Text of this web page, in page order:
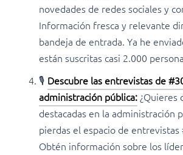
novedades de redes sociales y
Información fresca y relevante
bandeja de entrada. Ya he
están suscritas casi 2.000
🎙️ Descubre las entrevistas de
administración pública: ¿Quieres
destacadas en la administración
pierdas el espacio de
Obtén información sobre los